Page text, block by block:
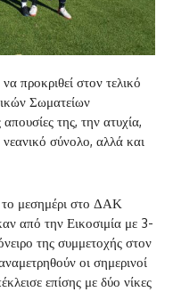
προκριθεί στον τελικό
Σωματείων
της, την ατυχία,
νεανικό σύνολο, αλλά και
το μεσημέρι στο ΔΑΚ
από την Εικοσιμία με 3-
της συμμετοχής στον
οι σημερινοί
επίσης με δύο νίκες